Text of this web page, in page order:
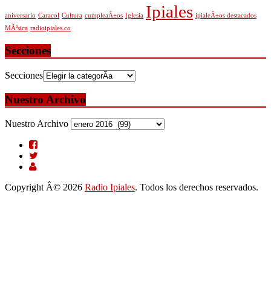
aniversario Caracol Cultura cumpleaÃ±os Iglesia Ipiales ipialeÃ±os destacados
MÃºsica radioipiales.co
Secciones
Secciones
Nuestro Archivo
Nuestro Archivo
Copyright Â© 2026 Radio Ipiales. Todos los derechos reservados.